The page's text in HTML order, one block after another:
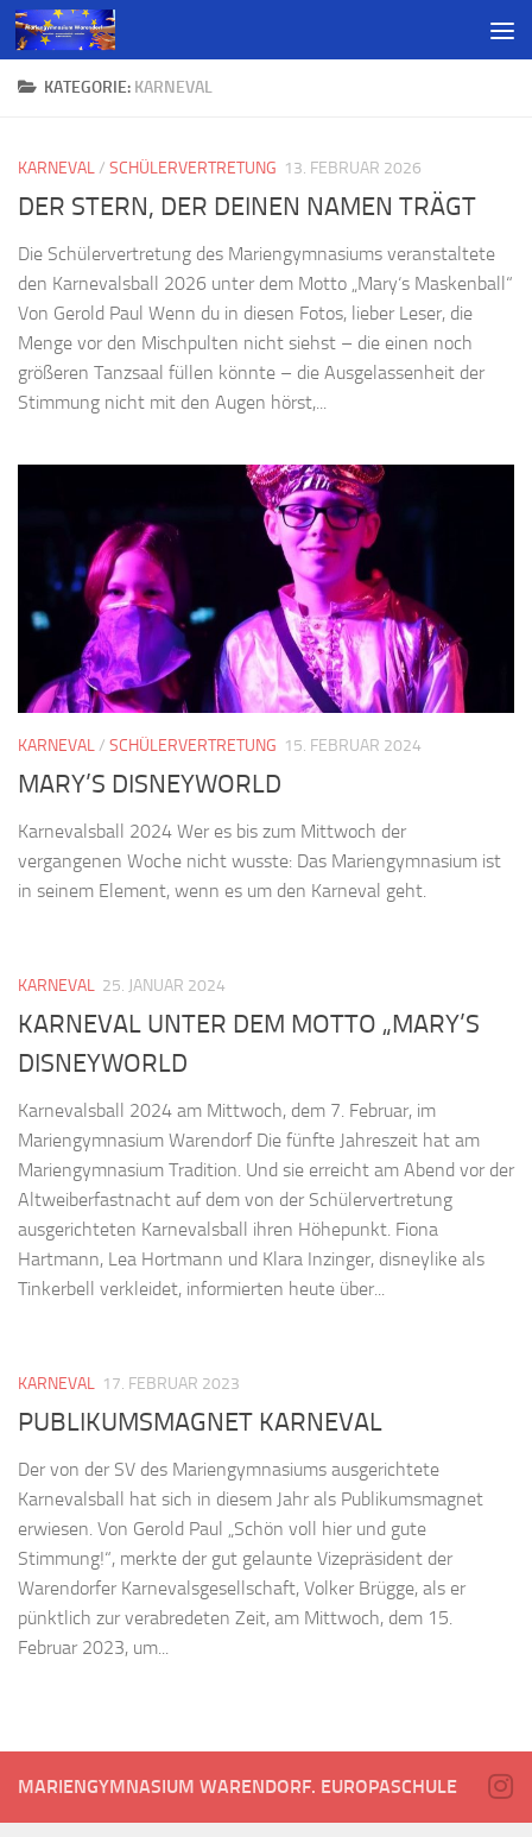
KATEGORIE: KARNEVAL
KARNEVAL/ SCHÜLERVERTRETUNG 13. FEBRUAR 2026
DER STERN, DER DEINEN NAMEN TRÄGT
Die Schülervertretung des Mariengymnasiums veranstaltete
den Karnevalsball 2026 unter dem Motto „Mary‘s Maskenball“
Von Gerold Paul Wenn du in diesen Fotos, lieber Leser, die
Menge vor den Mischpulten nicht siehst – die einen noch
größeren Tanzsaal füllen könnte – die Ausgelassenheit der
Stimmung nicht mit den Augen hörst,...
KARNEVAL/ SCHÜLERVERTRETUNG 15. FEBRUAR 2024
MARY’S DISNEYWORLD
Karnevalsball 2024 Wer es bis zum Mittwoch der
vergangenen Woche nicht wusste: Das Mariengymnasium ist
in seinem Element, wenn es um den Karneval geht.
KARNEVAL 25. JANUAR 2024
KARNEVAL UNTER DEM MOTTO „MARY’S
DISNEYWORLD
Karnevalsball 2024 am Mittwoch, dem 7. Februar, im
Mariengymnasium Warendorf Die fünfte Jahreszeit hat am
Mariengymnasium Tradition. Und sie erreicht am Abend vor der
Altweiberfastnacht auf dem von der Schülervertretung
ausgerichteten Karnevalsball ihren Höhepunkt. Fiona
Hartmann, Lea Hortmann und Klara Inzinger, disneylike als
Tinkerbell verkleidet, informierten heute über...
KARNEVAL 17. FEBRUAR 2023
PUBLIKUMSMAGNET KARNEVAL
Der von der SV des Mariengymnasiums ausgerichtete
Karnevalsball hat sich in diesem Jahr als Publikumsmagnet
erwiesen. Von Gerold Paul „Schön voll hier und gute
Stimmung!“, merkte der gut gelaunte Vizepräsident der
Warendorfer Karnevalsgesellschaft, Volker Brügge, als er
pünktlich zur verabredeten Zeit, am Mittwoch, dem 15.
Februar 2023, um...
MARIENGYMNASIUM WARENDORF. EUROPASCHULE